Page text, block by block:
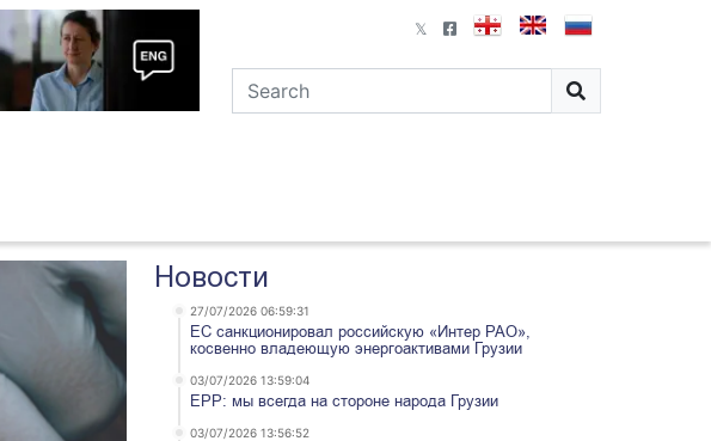
Новости
27/07/2026 06:59:31
ЕС санкционировал российскую «Интер РАО»,
косвенно владеющую энергоактивами Грузии
03/07/2026 13:59:04
EPP: мы всегда на стороне народа Грузии
03/07/2026 13:56:52